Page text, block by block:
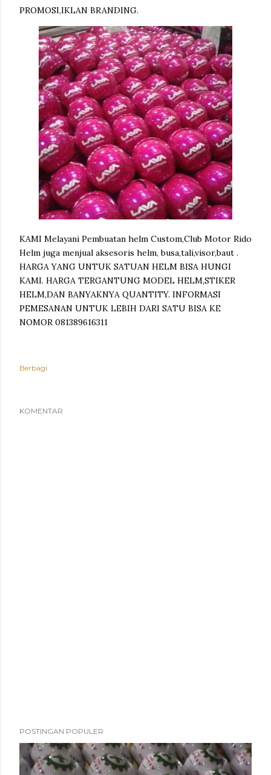
PROMOSI,IKLAN BRANDING.
KAMI Melayani Pembuatan helm Custom,Club Motor Rido
Helm juga menjual aksesoris helm, busa,tali,visor,baut .
HARGA YANG UNTUK SATUAN HELM BISA HUNGI
KAMI. HARGA TERGANTUNG MODEL HELM,STIKER
HELM,DAN BANYAKNYA QUANTITY. INFORMASI
PEMESANAN UNTUK LEBIH DARI SATU BISA KE
NOMOR 081389616311
Berbagi
KOMENTAR
POSTINGAN POPULER